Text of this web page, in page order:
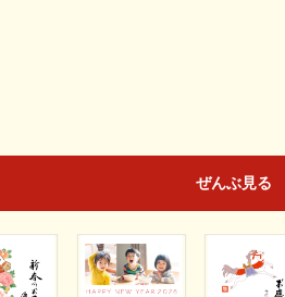
ぜんぶ見る